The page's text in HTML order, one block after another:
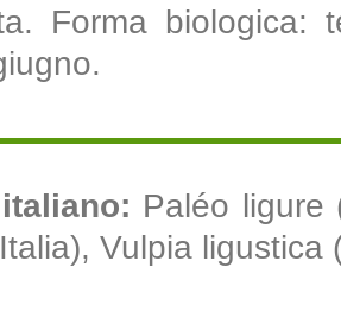
Forma biologica:
Paléo ligure
Vulpia ligustica